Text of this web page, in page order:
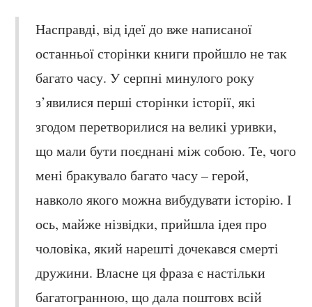
Насправді, від ідеї до вже написаної
останньої сторінки книги пройшло не так
багато часу. У серпні минулого року
з’явилися перші сторінки історії, які
згодом перетворилися на великі уривки,
що мали бути поєднані між собою. Те, чого
мені бракувало багато часу – герой,
навколо якого можна вибудувати історію. І
ось, майже нізвідки, прийшла ідея про
чоловіка, який нарешті дочекався смерті
дружини. Власне ця фраза є настільки
багатогранною, що дала поштовх всій